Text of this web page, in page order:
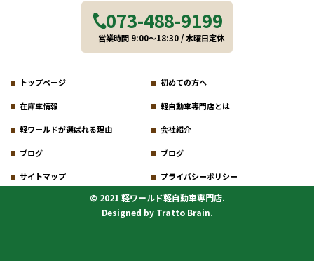
073-488-9199
営業時間 9:00～18:30 / 水曜日定休
トップページ 初めての方へ
在庫車情報 軽自動車専門店とは
軽ワールドが選ばれる理由 会社紹介
ブログ ブログ
サイトマップ プライバシーポリシー
© 2021 軽ワールド軽自動車専門店.
Designed by Tratto Brain.